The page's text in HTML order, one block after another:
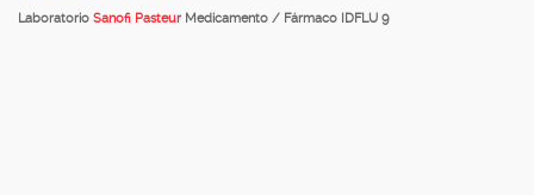
Laboratorio Sanofi Pasteur Medicamento / Fármaco IDFLU 9